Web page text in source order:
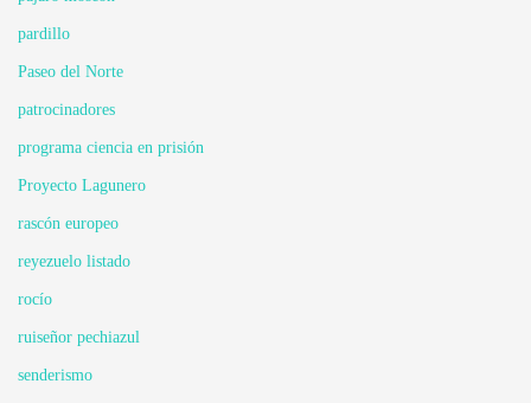
pardillo
Paseo del Norte
patrocinadores
programa ciencia en prisión
Proyecto Lagunero
rascón europeo
reyezuelo listado
rocío
ruiseñor pechiazul
senderismo